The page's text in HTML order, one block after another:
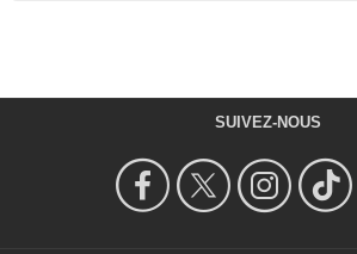
SUIVEZ-NOUS